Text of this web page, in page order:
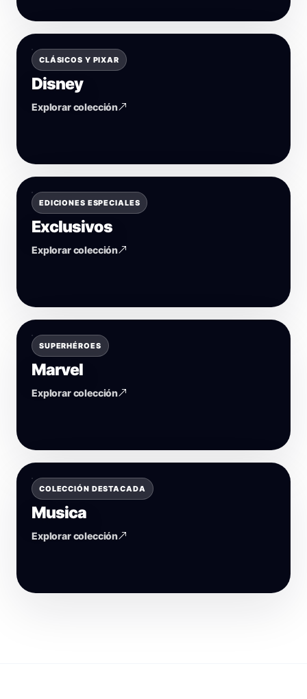
CLÁSICOS Y PIXAR
Disney
Explorar colección
EDICIONES ESPECIALES
Exclusivos
Explorar colección
SUPERHÉROES
Marvel
Explorar colección
COLECCIÓN DESTACADA
Musica
Explorar colección